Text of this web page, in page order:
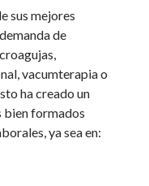
sus mejores
de
vacumterapia o
ha creado un
bien formados
ya sea en: